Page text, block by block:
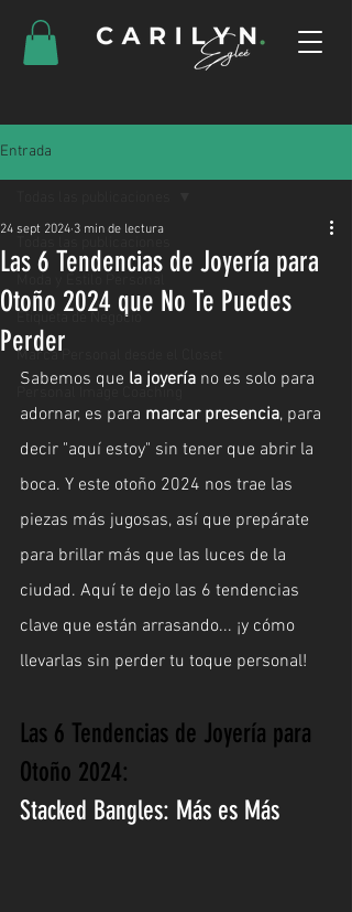
Entrada
Etiqueta de Negocio
Marca Personal desde el Closet
Personal Image Coaching
Las 6 Tendencias de Joyería para
Otoño 2024 que No Te Puedes
Perder
24 sept 2024 3 min de lectura
Sabemos que la joyería no es solo para
adornar, es para marcar presencia, para
decir "aquí estoy" sin tener que abrir la
boca. Y este otoño 2024 nos trae las
piezas más jugosas, así que prepárate
para brillar más que las luces de la
ciudad. Aquí te dejo las 6 tendencias
clave que están arrasando... ¡y cómo
llevarlas sin perder tu toque personal!
Las 6 Tendencias de Joyería para
Otoño 2024:
Stacked Bangles: Más es Más